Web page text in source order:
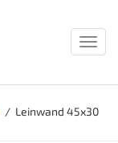
/ Leinwand 45x30